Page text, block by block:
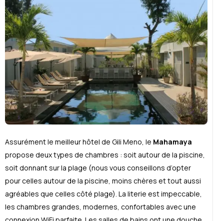
Assurément le meilleur hôtel de Gili Meno, le Mahamaya
propose deux types de chambres : soit autour de la piscine,
soit donnant sur la plage (nous vous conseillons d’opter
pour celles autour de la piscine, moins chères et tout aussi
agréables que celles côté plage). La literie est impeccable,
les chambres grandes, modernes, confortables avec une